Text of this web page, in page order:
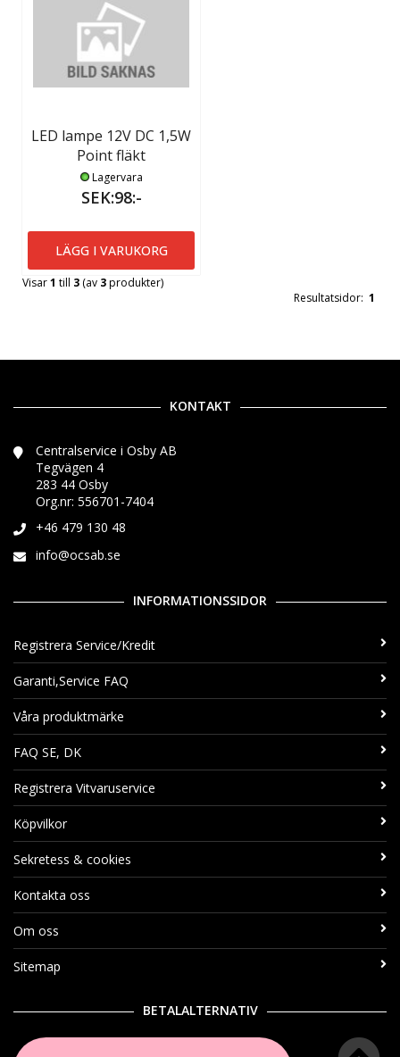
LED lampe 12V DC 1,5W
Point fläkt
Lagervara
SEK:98:-
LÄGG I VARUKORG
Visar1 till 3 (av 3produkter)
Resultatsidor: 1
KONTAKT
Centralservice i Osby AB
Tegvägen 4
283 44 Osby
Org.nr: 556701-7404
+46 479 130 48
info@ocsab.se
INFORMATIONSSIDOR
Registrera Service/Kredit
Garanti,Service FAQ
Våra produktmärke
FAQ SE, DK
Registrera Vitvaruservice
Köpvilkor
Sekretess & cookies
Kontakta oss
Om oss
Sitemap
BETALALTERNATIV